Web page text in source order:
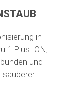
in
1 Plus ION,
und